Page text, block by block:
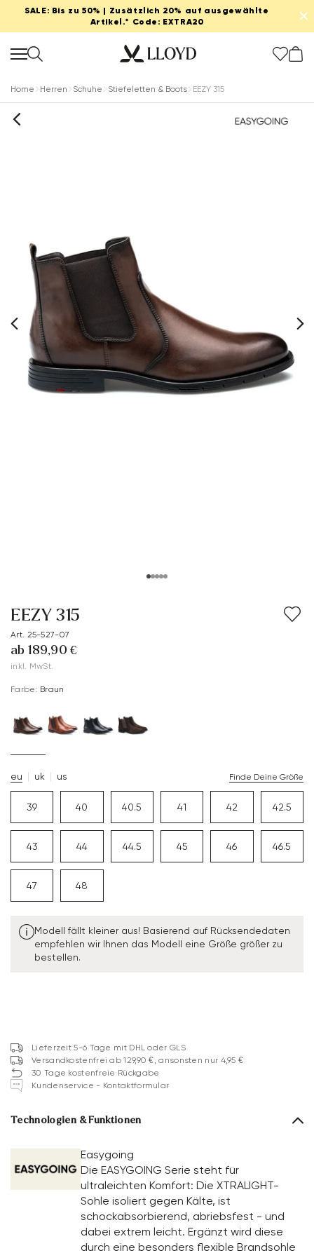
SALE: Bis zu 50% | Zusätzlich 20% auf ausgewählte
Artikel.* Code: EXTRA20
✕
Home Herren Schuhe Stiefeletten & Boots EEZY 315
EEZY 315
Art. 25-527-07
ab 189,90 €
inkl. MwSt.
Farbe: Braun
eu uk us Finde Deine Größe
39 40 40.5 41 42 42.5
43 44 44.5 45 46 46.5
47 48
Modell fällt kleiner aus! Basierend auf Rücksendedaten
empfehlen wir Ihnen das Modell eine Größe größer zu
bestellen.
Lieferzeit 5-6 Tage mit DHL oder GLS
Versandkostenfrei ab 129,90 €, ansonsten nur 4,95 €
30 Tage kostenfreie Rückgabe
Kundenservice - Kontaktformular
Technologien & Funktionen
Easygoing
Die EASYGOING Serie steht für
ultraleichten Komfort: Die XTRALIGHT-
Sohle isoliert gegen Kälte, ist
schockabsorbierend, abriebsfest - und
dabei extrem leicht. Ergänzt wird diese
durch eine besonders flexible Brandsohle